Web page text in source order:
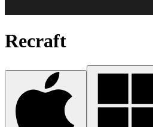
Recraft